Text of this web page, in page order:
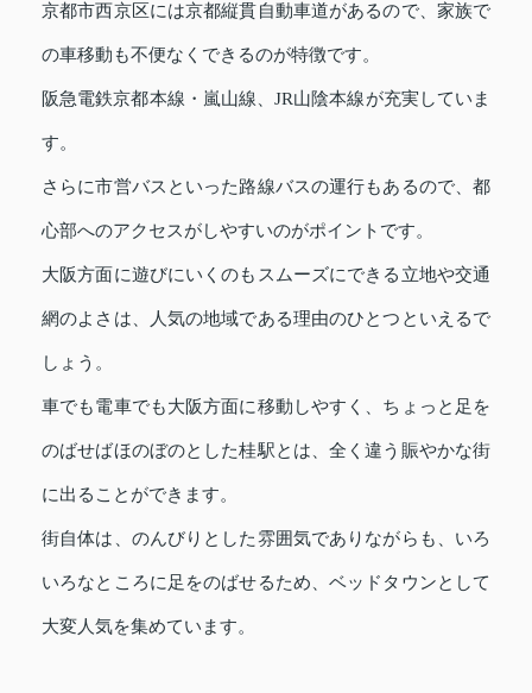
京都市西京区には京都縦貫自動車道があるので、家族で
の車移動も不便なくできるのが特徴です。
阪急電鉄京都本線・嵐山線、JR山陰本線が充実していま
す。
さらに市営バスといった路線バスの運行もあるので、都
心部へのアクセスがしやすいのがポイントです。
大阪方面に遊びにいくのもスムーズにできる立地や交通
網のよさは、人気の地域である理由のひとつといえるで
しょう。
車でも電車でも大阪方面に移動しやすく、ちょっと足を
のばせばほのぼのとした桂駅とは、全く違う賑やかな街
に出ることができます。
街自体は、のんびりとした雰囲気でありながらも、いろ
いろなところに足をのばせるため、ベッドタウンとして
大変人気を集めています。